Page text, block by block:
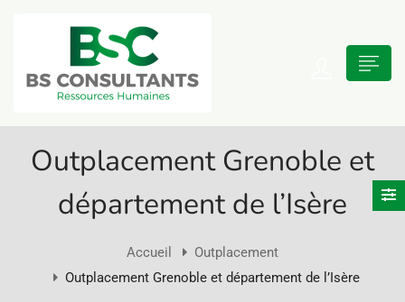
submenu (Recrutement)
submenu (Reclassement)
Outplacement Grenoble et
département de l’Isère
Accueil
Outplacement
Outplacement Grenoble et département de l’Isère